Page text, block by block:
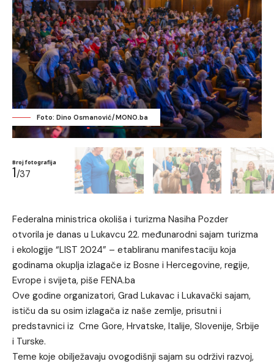
Foto: Dino Osmanović/MONO.ba
Broj fotografija
1/37
Federalna ministrica okoliša i turizma Nasiha Pozder
otvorila je danas u Lukavcu 22. međunarodni sajam turizma
i ekologije “LIST 2024” – etabliranu manifestaciju koja
godinama okuplja izlagače iz Bosne i Hercegovine, regije,
Evrope i svijeta, piše FENA.ba
Ove godine organizatori, Grad Lukavac i Lukavački sajam,
ističu da su osim izlagača iz naše zemlje, prisutni i
predstavnici iz Crne Gore, Hrvatske, Italije, Slovenije, Srbije
i Turske.
Teme koje obilježavaju ovogodišnji sajam su održivi razvoj,